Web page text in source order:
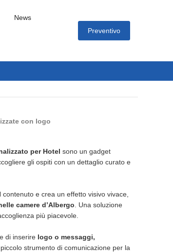
News
Preventivo
con logo
per Hotel sono un gadget
gli ospiti con un dettaglio curato e
e crea un effetto visivo vivace,
camere d’Albergo . Una soluzione
più piacevole.
di inserire logo o messaggi,
strumento di comunicazione per la